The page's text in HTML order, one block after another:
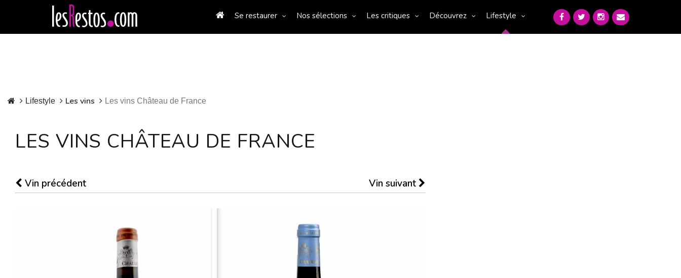
Se restaurer Nos sélections Les critiques Découvrez Lifestyle
Lifestyle Les vins Les vins Château de France
LES VINS CHÂTEAU DE FRANCE
Vin précédent Vin suivant